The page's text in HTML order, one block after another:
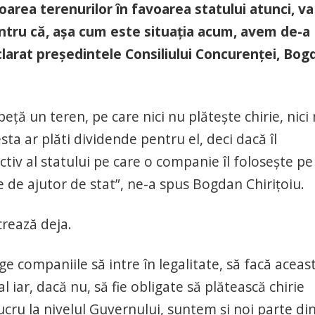
terenurilor în favoarea statului atunci, va
că, aşa cum este situaţia acum, avem de-a
preşedintele Consiliului Concurenţei,
un teren, pe care nici nu plăteşte chirie, nici
ar plăti dividende pentru el, deci dacă îl
al statului pe care o companie îl foloseşte pe
ajutor de stat”, ne-a spus Bogdan Chiriţoiu.
deja.
companiile să intre în legalitate, să facă
dacă nu, să fie obligate să plătească chirie
la nivelul Guvernului, suntem şi noi parte